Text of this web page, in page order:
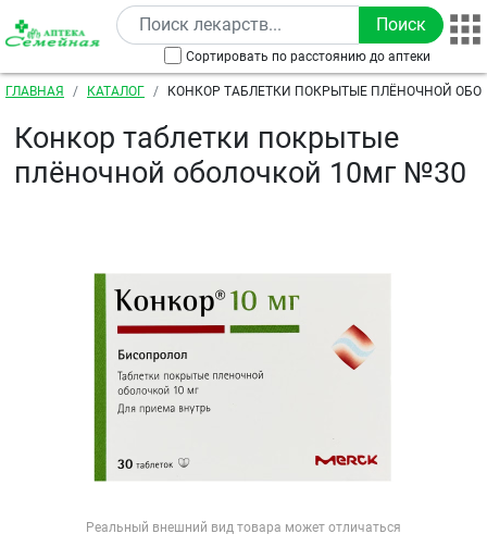
Перейти к основному содержанию
Сортировать по расстоянию до аптеки
Строка навигации
ГЛАВНАЯ КАТАЛОГ КОНКОР ТАБЛЕТКИ ПОКРЫТЫЕ ПЛЁНОЧНОЙ
Конкор таблетки покрытые
плёночной оболочкой 10мг №30
Реальный внешний вид товара может отличаться